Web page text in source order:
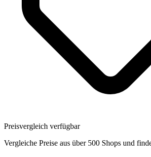
Preisvergleich verfügbar
Vergleiche Preise aus über 500 Shops und